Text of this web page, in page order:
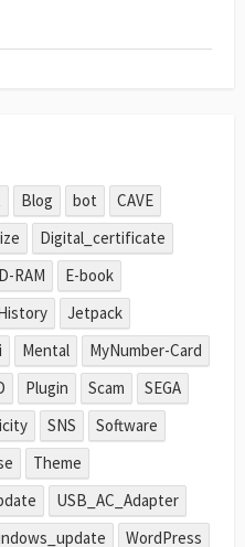
Blog bot
CAVE
Digital_certificate
RAM
E-book
Jetpack
Mental
MyNumber-Card
Plugin Scam
SEGA
SNS
Software
Theme
USB_AC_Adapter
WordPress